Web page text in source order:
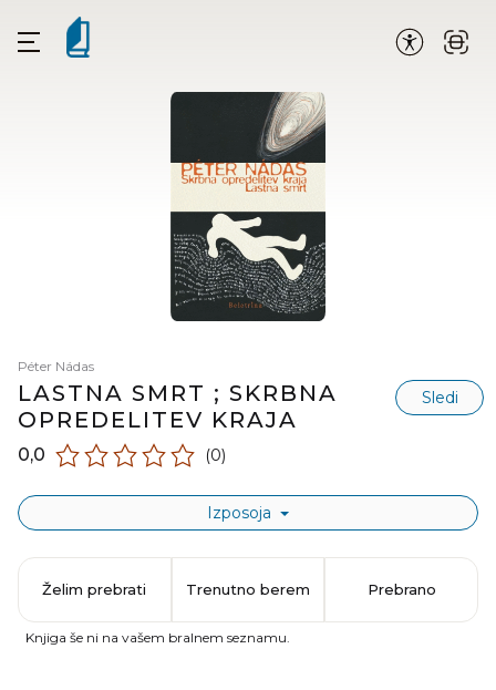
Péter Nádas
LASTNA SMRT ; SKRBNA
OPREDELITEV KRAJA
Sledi
0,0 (0)
Izposoja
Želim prebrati Trenutno berem Prebrano
Knjiga še ni na vašem bralnem seznamu.